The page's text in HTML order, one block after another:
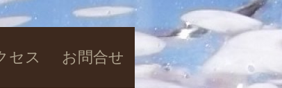
セス お問合せ